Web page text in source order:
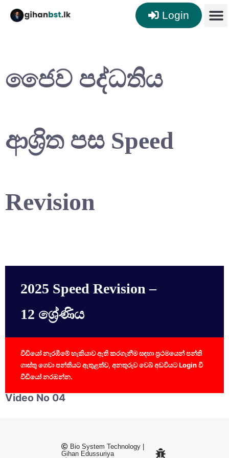
Login
ජෛව පද්ධතිය
ආශ්‍රිත පස Speed
Revision
2025 Speed Revision –
12 ශ්‍රේණිය
වීඩියෝ නැරඹීමේ හැකියාව ඇති කරගැනීම සඳහා ප්‍රථමයෙන් පන්ති
ගාස්තු ගෙවා පන්තියට ඇතුළත්ව, අනතුරුව වෙබ් අඩවියට Login වී
වීඩියෝ නරඹන්න.
Video No 04
Bio System Technology |
Gihan Edussuriya